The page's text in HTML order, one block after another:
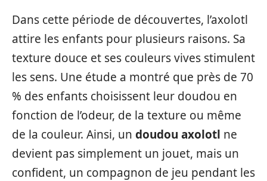
Dans cette période de découvertes, l’axolotl
attire les enfants pour plusieurs raisons. Sa
texture douce et ses couleurs vives stimulent
les sens. Une étude a montré que près de 70
% des enfants choisissent leur doudou en
fonction de l’odeur, de la texture ou même
de la couleur. Ainsi, un doudou axolotl ne
devient pas simplement un jouet, mais un
confident, un compagnon de jeu pendant les